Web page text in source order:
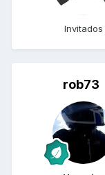
Invitados
rob73